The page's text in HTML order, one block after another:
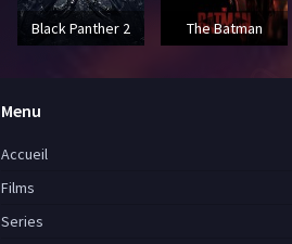
Menu
Accueil
Films
Series
Black Panther 2 The Batman